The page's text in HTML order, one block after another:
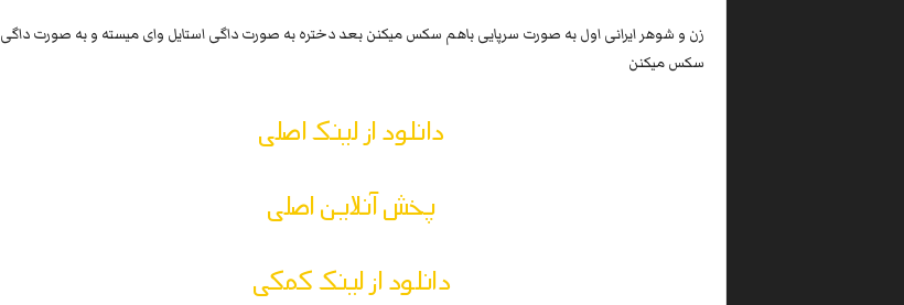
زن و شوهر ایرانی اول به صورت سرپایی باهم سکس میکنن بعد دختره به صورت داگی استایل وای میسته و به صورت داگی
سکس میکنن
دانلود از لینک اصلی
پخش آنلاین اصلی
دانلود از لینک کمکی